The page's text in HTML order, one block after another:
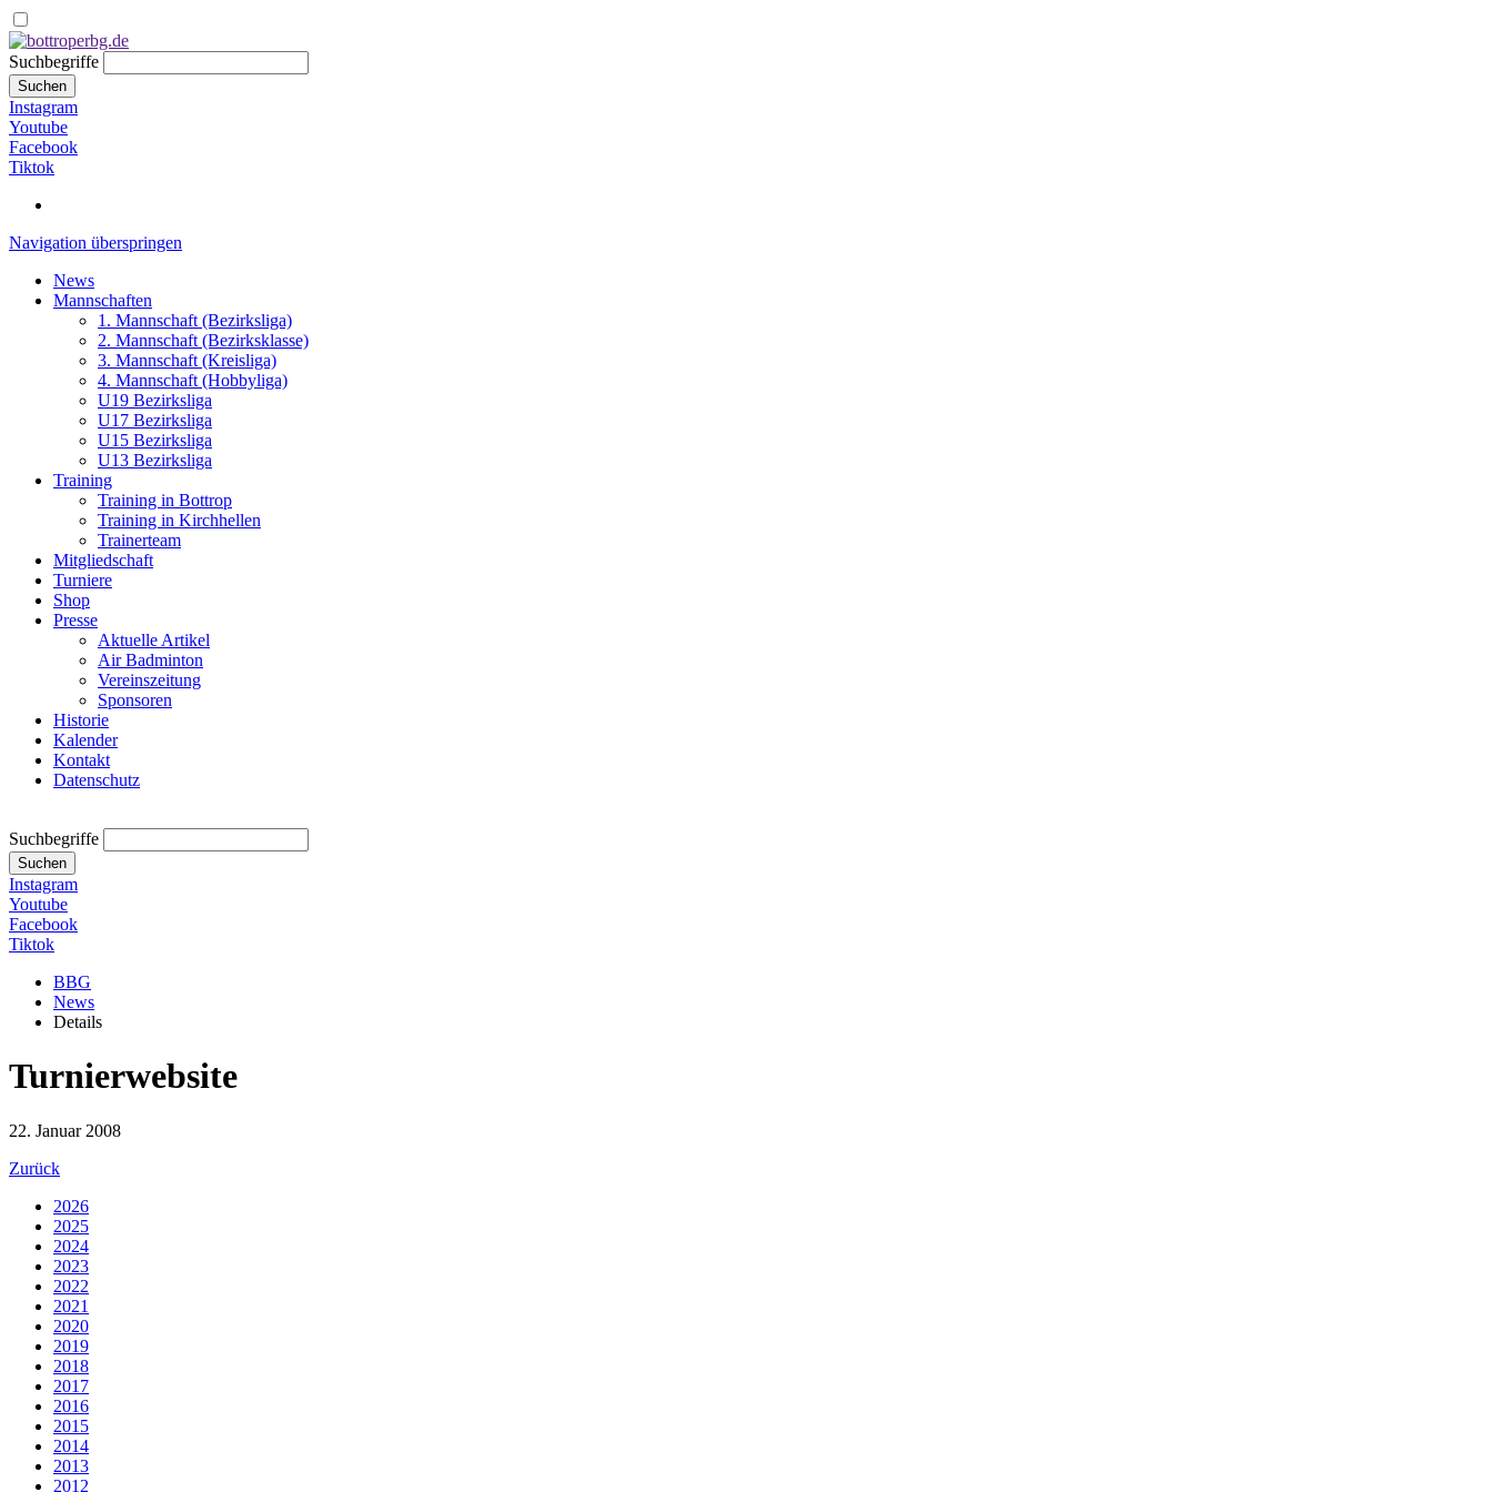
Suchbegriffe
Suchen
Instagram
Youtube
Facebook
Tiktok
Navigation überspringen
News
Mannschaften
1. Mannschaft (Bezirksliga)
2. Mannschaft (Bezirksklasse)
3. Mannschaft (Kreisliga)
4. Mannschaft (Hobbyliga)
U19 Bezirksliga
U17 Bezirksliga
U15 Bezirksliga
U13 Bezirksliga
Training
Training in Bottrop
Training in Kirchhellen
Trainerteam
Mitgliedschaft
Turniere
Shop
Presse
Aktuelle Artikel
Air Badminton
Vereinszeitung
Sponsoren
Historie
Kalender
Kontakt
Datenschutz
Suchbegriffe
Suchen
Instagram
Youtube
Facebook
Tiktok
BBG
News
Details
Turnierwebsite
22. Januar 2008
Zurück
2026
2025
2024
2023
2022
2021
2020
2019
2018
2017
2016
2015
2014
2013
2012